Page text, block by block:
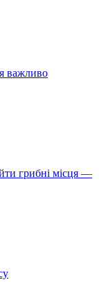
важливо
грибні місця —